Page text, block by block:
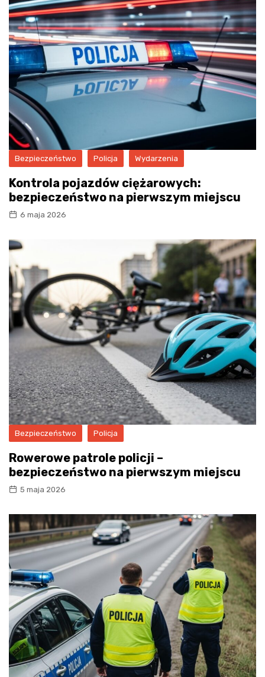
Bezpieczeństwo Policja Wydarzenia
Kontrola pojazdów ciężarowych:
bezpieczeństwo na pierwszym miejscu
6 maja 2026
Bezpieczeństwo Policja
Rowerowe patrole policji –
bezpieczeństwo na pierwszym miejscu
5 maja 2026